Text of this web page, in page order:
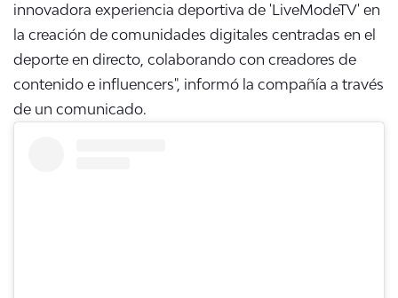
innovadora experiencia deportiva de 'LiveModeTV' en
la creación de comunidades digitales centradas en el
deporte en directo, colaborando con creadores de
contenido e influencers", informó la compañía a través
de un comunicado.